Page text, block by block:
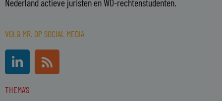
VOLG MR. OP SOCIAL MEDIA
i
k
R
s
THEMA'S